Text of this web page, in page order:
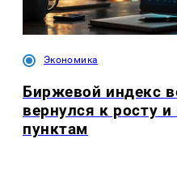
Экономика
Биржевой индекс
вернулся к росту
пунктам